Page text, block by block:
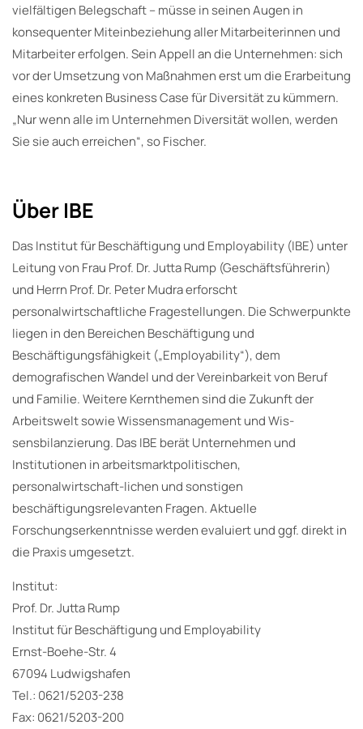
vielfältigen Belegschaft – müsse in seinen Augen in
konsequenter Miteinbeziehung aller Mitarbeiterinnen und
Mitarbeiter erfolgen. Sein Appell an die Unternehmen: sich
vor der Umsetzung von Maßnahmen erst um die Erarbeitung
eines konkreten Business Case für Diversität zu kümmern.
„Nur wenn alle im Unternehmen Diversität wollen, werden
Sie sie auch erreichen“, so Fischer.
Über IBE
Das Institut für Beschäftigung und Employability (IBE) unter
Leitung von Frau Prof. Dr. Jutta Rump (Geschäftsführerin)
und Herrn Prof. Dr. Peter Mudra erforscht
personalwirtschaftliche Fragestellungen. Die Schwerpunkte
liegen in den Bereichen Beschäftigung und
Beschäftigungsfähigkeit („Employability“), dem
demografischen Wandel und der Vereinbarkeit von Beruf
und Familie. Weitere Kernthemen sind die Zukunft der
Arbeitswelt sowie Wissensmanagement und Wis-
sensbilanzierung. Das IBE berät Unternehmen und
Institutionen in arbeitsmarktpolitischen,
personalwirtschaft-lichen und sonstigen
beschäftigungsrelevanten Fragen. Aktuelle
Forschungserkenntnisse werden evaluiert und ggf. direkt in
die Praxis umgesetzt.
Institut:
Prof. Dr. Jutta Rump
Institut für Beschäftigung und Employability
Ernst-Boehe-Str. 4
67094 Ludwigshafen
Tel.: 0621/5203-238
Fax: 0621/5203-200